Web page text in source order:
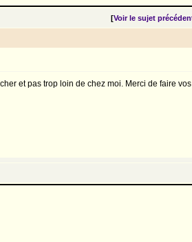
[Voir le sujet
et pas trop loin de chez moi. Merci de faire